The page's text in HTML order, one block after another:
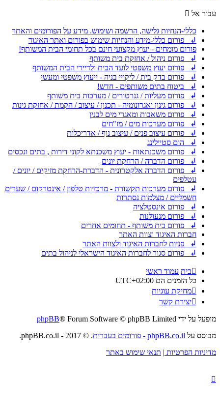
עבור אל
כללי-הנחיות גלישה, הרשמה ושימוש. מידע על הפורומים והאתר
↲ פורום כללי-מידע והנחיות שימוש בפורום ואתר האיגוד
פורום מומחים - יעוץ מקצועי חינם בכל תחומי הבית המשותף!
↲ פורום ניהול / אחזקת בית משותף
↲ פורום יעוץ משפטי לועד הבית ולדיירי הבית המשותף
↲ פורום בדק בית / ליקויי בניה - ייעוץ משפטי ומעשי
↲ ביטוח בתים משותפים - חדש!
↲ פורום מעליות / גנרטורים / מערכות בית משותף
↲ פורום גינון ואגרונומיה - תכנון / עיצוב / הקמת / אחזקת גינות
↲ פורום משאבות ומאגרי מים לבנין
↲ פורום מערכות מים / מז"חים
↲ פורום עיצוב פנים / עיצוב נוף / אדריכלות
↲ הום סטיילינג
↲ פורום משכנתאות - יעוץ משכנתא לקוני דירות , בתים ונכסים
↲ פורום הדברה / הרחקת יונים
↲ פורום הדברה אלקטרונית - הדברת-הרחקת מזיקים / יונים /
עטלפים
↲ פורום מערכות תקשורת - מרכזיות טלפון / אינטרקום / שערים
חשמליים / מצלמות נסתרות
↲ פורום אינסטלציה
↲ פורום מנעולנות
↲ פורום בית משותף - תחומים אחרים
חברות האיגוד וצוות האתר
↲ פניות לחברות האיגוד ולצוות האתר
↲ פורום סגור לחברות האיגוד הישראלי לניהול בתים
בית עמוד ראשי
כל הזמנים הם UTC+02:00
מחיקת עוגיות
יצירת קשר
מופעל על ידי phpBB® Forum Software © phpBB Limited
מבוסס על phpBB.co.il - פורומים בעברית
. © 2017 - phpBB.co.il.
מדיניות הפרטיות | תנאי שימוש באתר